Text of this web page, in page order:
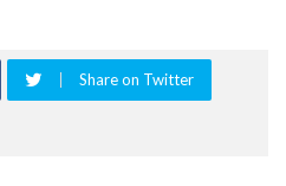
Share on Twitter